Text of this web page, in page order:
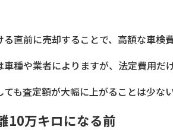
る直前に売却することで、高額な車検
車種や業者によりますが、法定費用だ
ても査定額が大幅に上がることは少
10万キロになる前